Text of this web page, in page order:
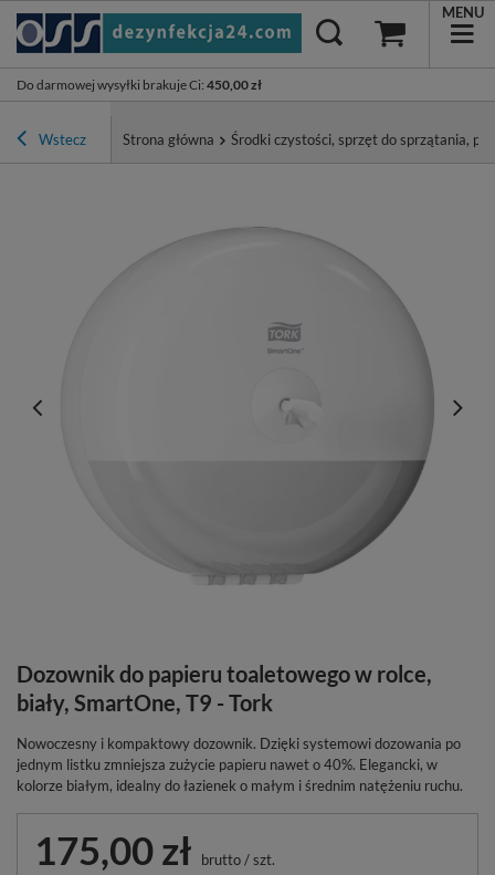
Do darmowej wysyłki brakuje Ci: 450,00 zł
MENU
Wstecz Strona główna Środki czystości, sprzęt do sprzątania,
Dozownik do papieru toaletowego w rolce,
biały, SmartOne, T9 - Tork
Nowoczesny i kompaktowy dozownik. Dzięki systemowi dozowania po
jednym listku zmniejsza zużycie papieru nawet o 40%. Elegancki, w
kolorze białym, idealny do łazienek o małym i średnim natężeniu ruchu.
175,00 zł brutto/szt.